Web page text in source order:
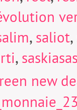
, saliot,
,
new